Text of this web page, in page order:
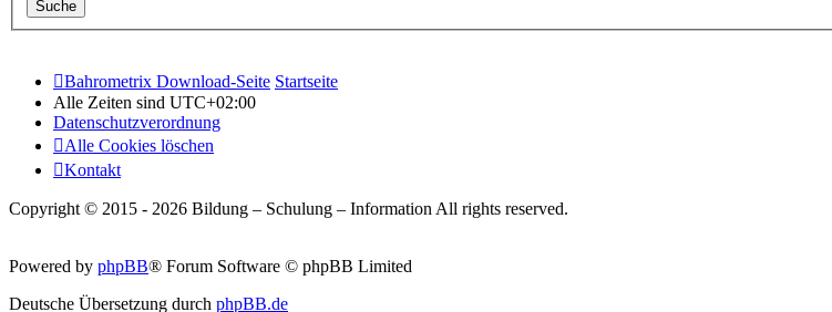
Bahrometrix Download-Seite Startseite
Alle Zeiten sind UTC+02:00
Datenschutzverordnung
Alle Cookies löschen
Kontakt
Copyright © 2015 - 2026 Bildung – Schulung – Information All rights reserved.
Powered by phpBB® Forum Software © phpBB Limited
Deutsche Übersetzung durch phpBB.de